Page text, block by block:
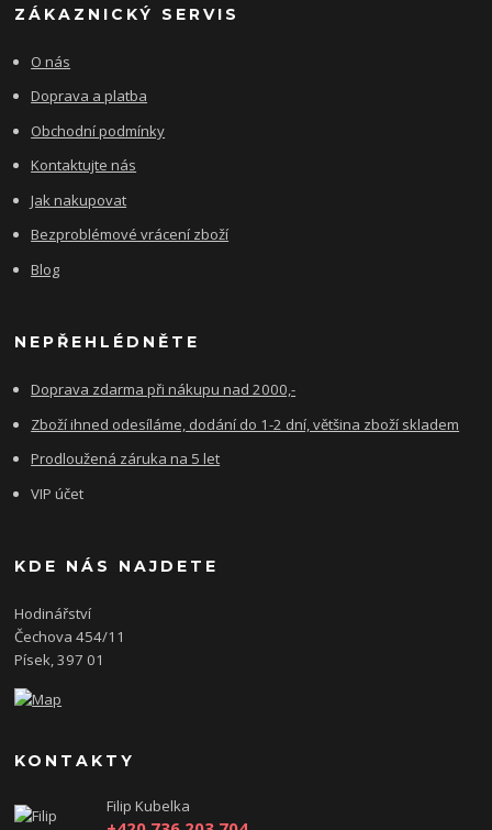
ZÁKAZNICKÝ SERVIS
O nás
Doprava a platba
Obchodní podmínky
Kontaktujte nás
Jak nakupovat
Bezproblémové vrácení zboží
Blog
NEPŘEHLÉDNĚTE
Doprava zdarma při nákupu nad 2000,-
Zboží ihned odesíláme, dodání do 1-2 dní, většina zboží skladem
Prodloužená záruka na 5 let
VIP účet
KDE NÁS NAJDETE
Hodinářství
Čechova 454/11
Písek, 397 01
KONTAKTY
Filip Kubelka